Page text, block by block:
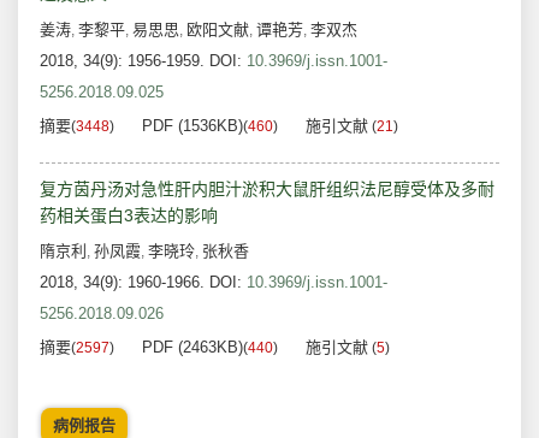
姜涛, 李黎平, 易思思, 欧阳文献, 谭艳芳, 李双杰
2018, 34(9): 1956-1959. DOI: 10.3969/j.issn.1001-
5256.2018.09.025
摘要(3448) PDF (1536KB)(460) 施引文献 (21)
复方茵丹汤对急性肝内胆汁淤积大鼠肝组织法尼醇受体及多耐
药相关蛋白3表达的影响
隋京利 , 孙凤霞, 李晓玲, 张秋香
2018, 34(9): 1960-1966. DOI: 10.3969/j.issn.1001-
5256.2018.09.026
摘要(2597) PDF (2463KB)(440) 施引文献 (5)
病例报告